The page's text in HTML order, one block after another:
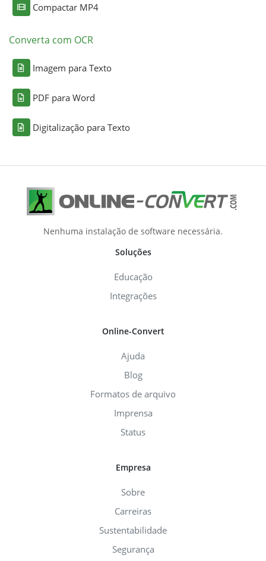
Compactar MP4
Converta com OCR
Imagem para Texto
PDF para Word
Digitalização para Texto
Nenhuma instalação de software necessária.
Soluções
Educação
Integrações
Online-Convert
Ajuda
Blog
Formatos de arquivo
Imprensa
Status
Empresa
Sobre
Carreiras
Sustentabilidade
Segurança